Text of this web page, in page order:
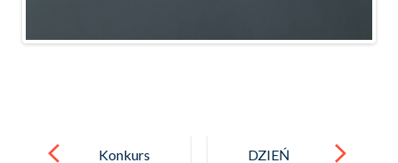
navigation
Konkurs
DZIEŃ